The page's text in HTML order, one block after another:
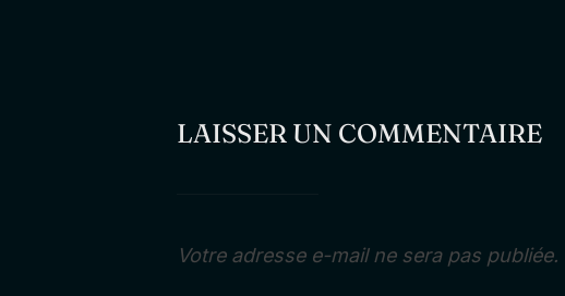
LAISSER UN COMMENTAIRE
Votre adresse e-mail ne sera pas publiée.